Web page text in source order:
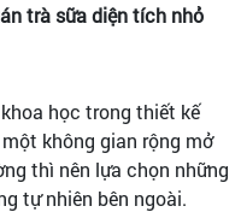
trà sữa diện tích nhỏ
học trong thiết kế
không gian rộng mở
thì nên lựa chọn những
tự nhiên bên ngoài.